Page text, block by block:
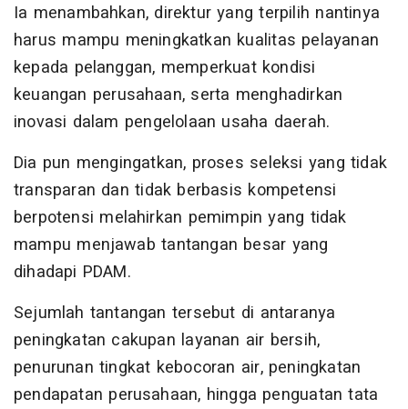
Ia menambahkan, direktur yang terpilih nantinya
harus mampu meningkatkan kualitas pelayanan
kepada pelanggan, memperkuat kondisi
keuangan perusahaan, serta menghadirkan
inovasi dalam pengelolaan usaha daerah.
Dia pun mengingatkan, proses seleksi yang tidak
transparan dan tidak berbasis kompetensi
berpotensi melahirkan pemimpin yang tidak
mampu menjawab tantangan besar yang
dihadapi PDAM.
Sejumlah tantangan tersebut di antaranya
peningkatan cakupan layanan air bersih,
penurunan tingkat kebocoran air, peningkatan
pendapatan perusahaan, hingga penguatan tata